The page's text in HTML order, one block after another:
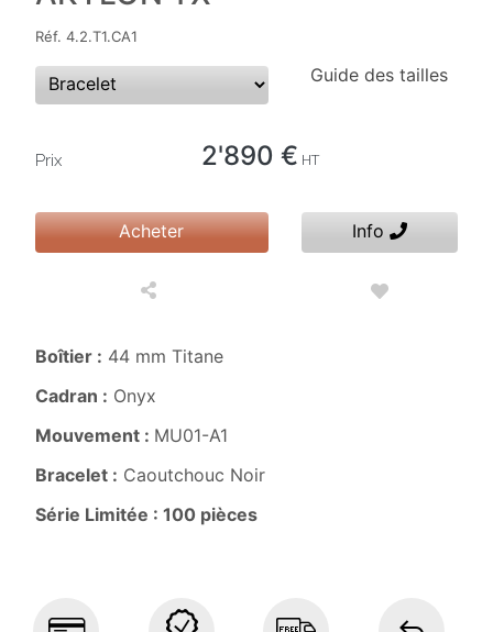
Réf. 4.2.T1.CA1
Guide des tailles
Prix 2'890 € HT
Acheter Info
Boîtier : 44 mm Titane
Cadran : Onyx
Mouvement : MU01-A1
Bracelet : Caoutchouc Noir
Série Limitée : 100 pièces